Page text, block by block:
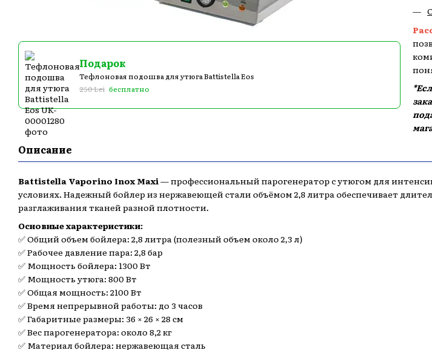
Подарок
Тефлоновая подошва для утюга Battistella Eos
250 Lei бесплатно
Описание
Battistella Vaporino Inox Maxi — профессиональный парогенератор с утюгом для
условиях. Надежный бойлер из нержавеющей стали объёмом 2,8 литра обеспечивает
разглаживания тканей разной плотности.
Основные характеристики:
✅ Общий объем бойлера: 2,8 литра (полезный объем около 2,3 л)
✅ Рабочее давление пара: 2,8 бар
✅ Мощность бойлера: 1300 Вт
✅ Мощность утюга: 800 Вт
✅ Общая мощность: 2100 Вт
✅ Время непрерывной работы: до 3 часов
✅ Габаритные размеры: 36 × 26 × 28 см
✅ Вес парогенератора: около 8,2 кг
✅ Материал бойлера: нержавеющая сталь